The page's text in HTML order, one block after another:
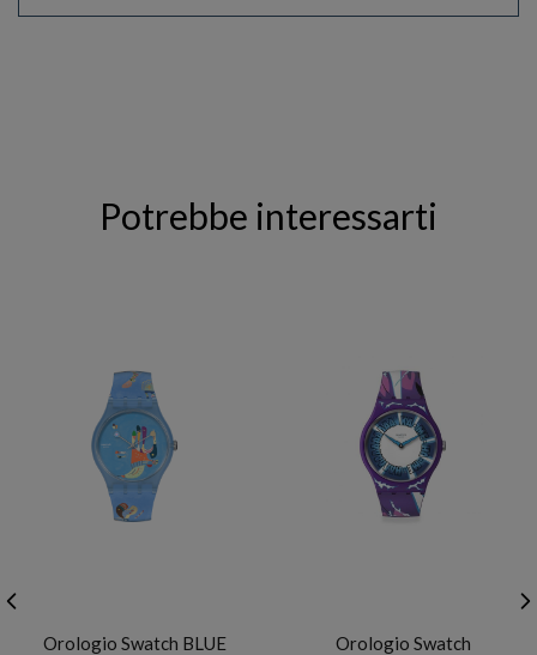
Potrebbe interessarti
Orologio Swatch BLUE
Orologio Swatch